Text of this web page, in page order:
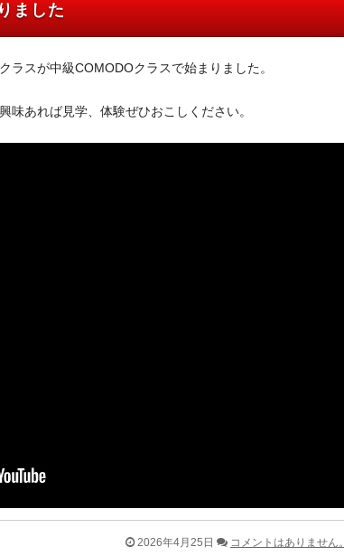
ました
ラスが中級COMODOクラスで始まりました。
味あれば見学、体験ぜひおこしください。
2026年4月25日 コメントはありません。